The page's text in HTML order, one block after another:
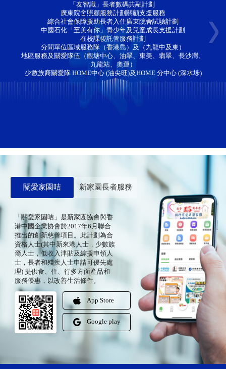
「友智識」長者數碼共融計劃
廣東院舍照顧服務計劃關顧支援服務
綜合社會保障援助長者入住廣東院舍試驗計劃
中國石化「至美有你」青少年及兒童成長支援計劃
在校課後託管服務計劃
分間單位區域服務隊（香港島）及（九龍中及東）
地區服務及關愛隊伍（觀塘中心、油翠、東美、翡翠、長沙灣、
九龍站、奧運）
少數族裔關愛隊 HOME中心 (油尖旺)及HOME 分中心 (深水埗)
關愛家園咭 新家園長者服務
「關愛家園咭」是新家園協會與香
港中國企業协會於2017年6月聯合
推出的創新慈善項目。此計劃為合
資格人士(其中新來港人士，少數族
裔人士，低收入津貼及綜援申領人
士，長者和殘疾人士申請可優先處
理) 提供食、住、行多方面產品和
服務優惠，以改善生活條件。
App Store
Google play